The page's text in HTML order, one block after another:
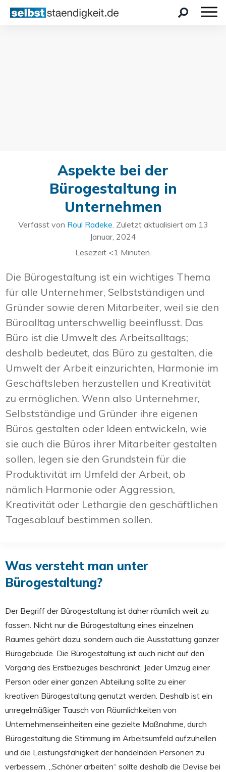
Aspekte bei der
Bürogestaltung in
Unternehmen
Verfasst von Roul Radeke. Zuletzt aktualisiert am 13
Januar, 2024
Lesezeit <1 Minuten.
Die Bürogestaltung ist ein wichtiges Thema
für alle Unternehmer, Selbstständigen und
Gründer sowie deren Mitarbeiter, weil sie den
Büroalltag unterschwellig beeinflusst. Das
Büro ist die Umwelt des Arbeitsalltags;
deshalb bedeutet, das Büro zu gestalten, die
Umwelt der Arbeit einzurichten, Harmonie im
Geschäftsleben herzustellen und Kreativität
zu ermöglichen. Wenn also Unternehmer,
Selbstständige und Gründer ihre eigenen
Büros gestalten oder Ideen entwickeln, wie
sie auch die Büros ihrer Mitarbeiter gestalten
sollen, legen sie den Grundstein für die
Produktivität im Umfeld der Arbeit, ob
nämlich Harmonie oder Aggression,
Kreativität oder Lethargie den geschäftlichen
Tagesablauf bestimmen sollen.
Was versteht man unter
Bürogestaltung?
Der Begriff der Bürogestaltung ist daher räumlich weit zu
fassen. Nicht nur die Bürogestaltung eines einzelnen
Raumes gehört dazu, sondern auch die Ausstattung ganzer
Bürogebäude. Die Bürogestaltung ist auch nicht auf den
Vorgang des Erstbezuges beschränkt. Jeder Umzug einer
Person oder einer ganzen Abteilung sollte zu einer
kreativen Bürogestaltung genutzt werden. Deshalb ist ein
unregelmäßiger Tausch von Räumlichkeiten von
Unternehmenseinheiten eine gezielte Maßnahme, durch
Bürogestaltung die Stimmung im Arbeitsumfeld aufzuhellen
und die Leistungsfähigkeit der handelnden Personen zu
verbessern. „Schöner arbeiten“ sollte deshalb die Devise bei